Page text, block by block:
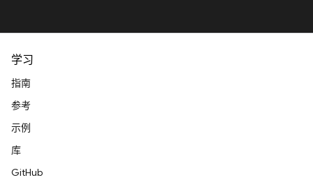
学习
指南
参考
示例
库
GitHub